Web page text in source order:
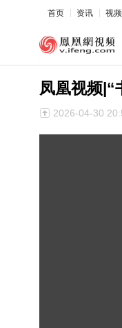
首页 资讯 视频
凤凰视频|“
2026-04-30